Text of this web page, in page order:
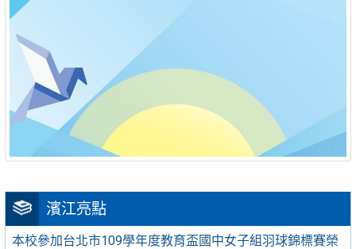
濱江亮點
本校參加台北市109學年度教育盃國中女子組羽球錦標賽榮